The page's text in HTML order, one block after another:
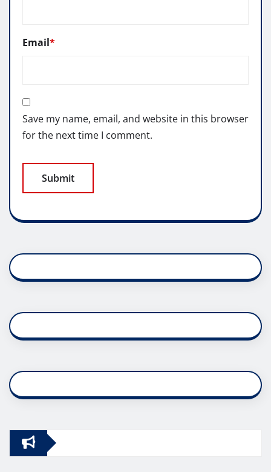
Email*
Save my name, email, and website in this browser
for the next time I comment.